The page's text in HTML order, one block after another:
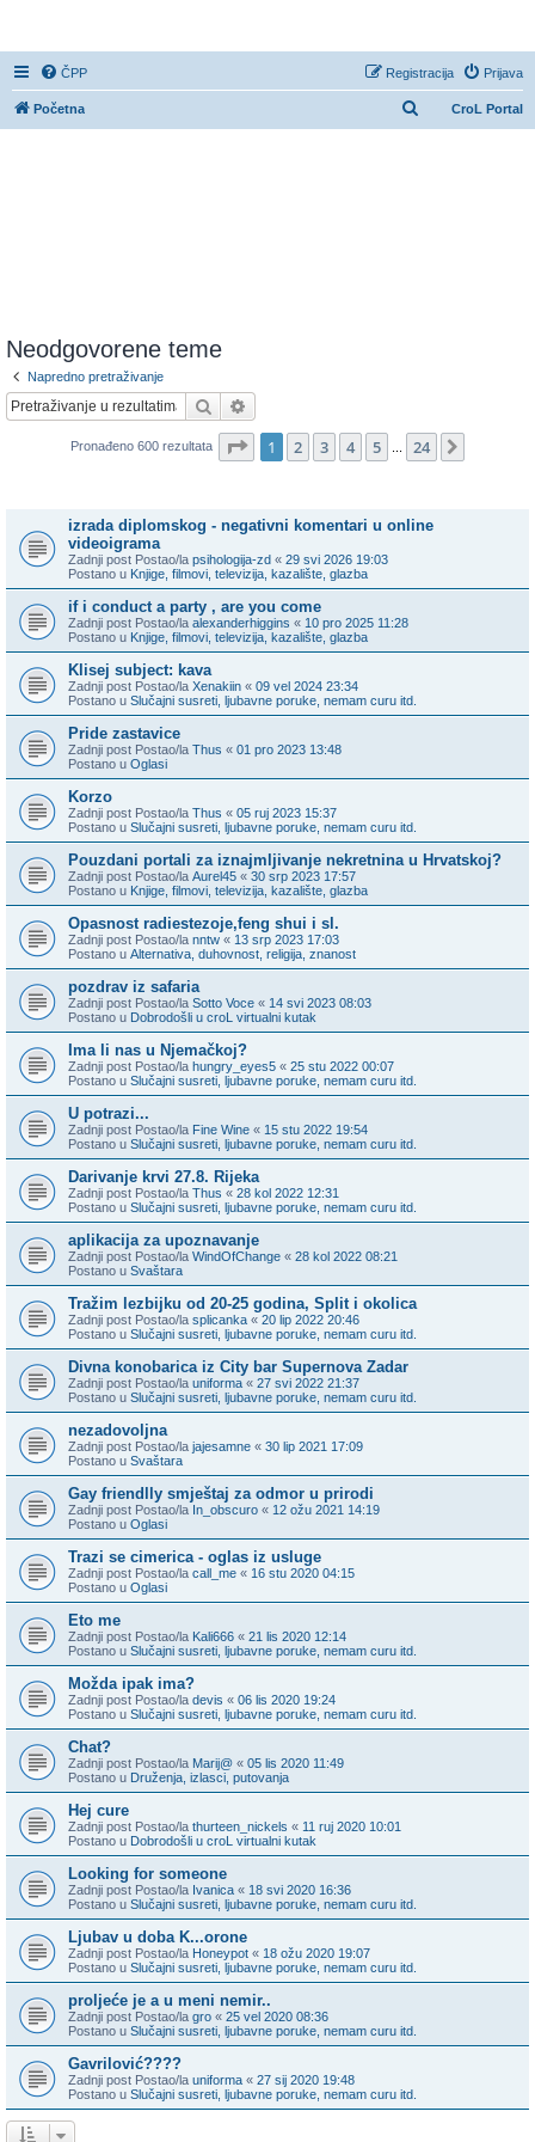
ČPP Prijava
Registracija
CroL Portal
Početna
Neodgovorene teme
Napredno pretraživanje
Pretražnik
Pronađeno 600 rezultata Stranica: 1/ 24.
1 2 3 4 5 24
izrada diplomskog - negativni komentari u online
videoigrama
Zadnji post Postao/la psihologija-zd « 29 svi 2026 19:03
Postano u Knjige, filmovi, televizija, kazalište, glazba
if i conduct a party , are you come
Zadnji post Postao/la alexanderhiggins « 10 pro 2025 11:28
Postano u Knjige, filmovi, televizija, kazalište, glazba
Klisej subject: kava
Zadnji post Postao/la Xenakiin « 09 vel 2024 23:34
Postano u Slučajni susreti, ljubavne poruke, nemam curu itd.
Pride zastavice
Zadnji post Postao/la Thus « 01 pro 2023 13:48
Postano u Oglasi
Korzo
Zadnji post Postao/la Thus « 05 ruj 2023 15:37
Postano u Slučajni susreti, ljubavne poruke, nemam curu itd.
Pouzdani portali za iznajmljivanje nekretnina u Hrvatskoj?
Zadnji post Postao/la Aurel45 « 30 srp 2023 17:57
Postano u Knjige, filmovi, televizija, kazalište, glazba
Opasnost radiestezoje,feng shui i sl.
Zadnji post Postao/la nntw « 13 srp 2023 17:03
Postano u Alternativa, duhovnost, religija, znanost
pozdrav iz safaria
Zadnji post Postao/la Sotto Voce « 14 svi 2023 08:03
Postano u Dobrodošli u croL virtualni kutak
Ima li nas u Njemačkoj?
Zadnji post Postao/la hungry_eyes5 « 25 stu 2022 00:07
Postano u Slučajni susreti, ljubavne poruke, nemam curu itd.
U potrazi...
Zadnji post Postao/la Fine Wine « 15 stu 2022 19:54
Postano u Slučajni susreti, ljubavne poruke, nemam curu itd.
Darivanje krvi 27.8. Rijeka
Zadnji post Postao/la Thus « 28 kol 2022 12:31
Postano u Slučajni susreti, ljubavne poruke, nemam curu itd.
aplikacija za upoznavanje
Zadnji post Postao/la WindOfChange « 28 kol 2022 08:21
Postano u Svaštara
Tražim lezbijku od 20-25 godina, Split i okolica
Zadnji post Postao/la splicanka « 20 lip 2022 20:46
Postano u Slučajni susreti, ljubavne poruke, nemam curu itd.
Divna konobarica iz City bar Supernova Zadar
Zadnji post Postao/la uniforma « 27 svi 2022 21:37
Postano u Slučajni susreti, ljubavne poruke, nemam curu itd.
nezadovoljna
Zadnji post Postao/la jajesamne « 30 lip 2021 17:09
Postano u Svaštara
Gay friendlly smještaj za odmor u prirodi
Zadnji post Postao/la In_obscuro « 12 ožu 2021 14:19
Postano u Oglasi
Trazi se cimerica - oglas iz usluge
Zadnji post Postao/la call_me « 16 stu 2020 04:15
Postano u Oglasi
Eto me
Zadnji post Postao/la Kali666 « 21 lis 2020 12:14
Postano u Slučajni susreti, ljubavne poruke, nemam curu itd.
Možda ipak ima?
Zadnji post Postao/la devis « 06 lis 2020 19:24
Postano u Slučajni susreti, ljubavne poruke, nemam curu itd.
Chat?
Zadnji post Postao/la Marij@ « 05 lis 2020 11:49
Postano u Druženja, izlasci, putovanja
Hej cure
Zadnji post Postao/la thurteen_nickels « 11 ruj 2020 10:01
Postano u Dobrodošli u croL virtualni kutak
Looking for someone
Zadnji post Postao/la Ivanica « 18 svi 2020 16:36
Postano u Slučajni susreti, ljubavne poruke, nemam curu itd.
Ljubav u doba K...orone
Zadnji post Postao/la Honeypot « 18 ožu 2020 19:07
Postano u Slučajni susreti, ljubavne poruke, nemam curu itd.
proljeće je a u meni nemir..
Zadnji post Postao/la gro « 25 vel 2020 08:36
Postano u Slučajni susreti, ljubavne poruke, nemam curu itd.
Gavrilović????
Zadnji post Postao/la uniforma « 27 sij 2020 19:48
Postano u Slučajni susreti, ljubavne poruke, nemam curu itd.